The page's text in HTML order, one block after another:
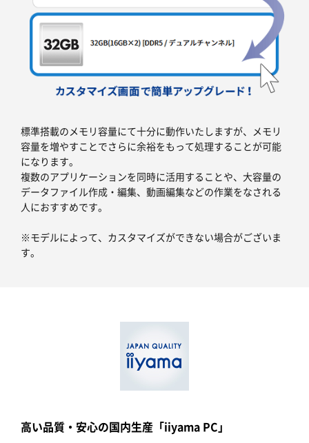
標準搭載のメモリ容量にて十分に動作いたしますが、メモリ
容量を増やすことでさらに余裕をもって処理することが可能
になります。
複数のアプリケーションを同時に活用することや、大容量の
データファイル作成・編集、動画編集などの作業をなされる
人におすすめです。
※モデルによって、カスタマイズができない場合がございま
す。
高い品質・安心の国内生産「iiyama PC」